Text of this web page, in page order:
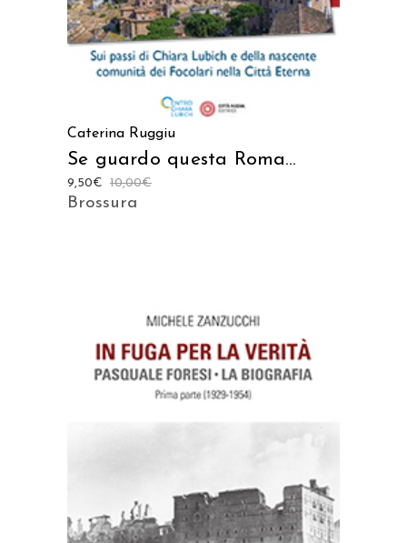
Caterina Ruggiu
Se guardo questa Roma…
10,00€
9,50€
Brossura